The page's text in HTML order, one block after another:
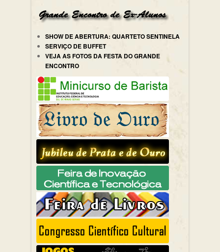
SHOW DE ABERTURA: QUARTETO SENTINELA
SERVIÇO DE BUFFET
VEJA AS FOTOS DA FESTA DO GRANDE
ENCONTRO